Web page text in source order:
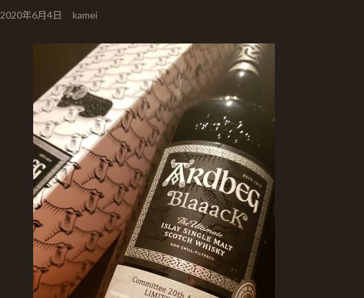
最
2020年6月4日 kamei